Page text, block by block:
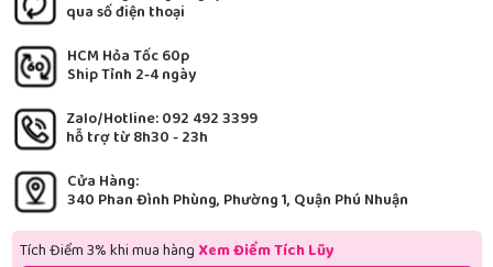
qua số điện thoại
HCM Hỏa Tốc 60p
Ship Tỉnh 2-4 ngày
Zalo/Hotline: 092 492 3399
hỗ trợ từ 8h30 - 23h
Cửa Hàng:
340 Phan Đình Phùng, Phường 1, Quận Phú Nhuận
Tích Điểm 3% khi mua hàng Xem Điểm Tích Lũy